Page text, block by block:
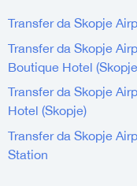
Transfer da Skopje
Transfer da Skopje
Boutique Hotel
Transfer da Skopje
Hotel (Skopje)
Transfer da Skopje
Station